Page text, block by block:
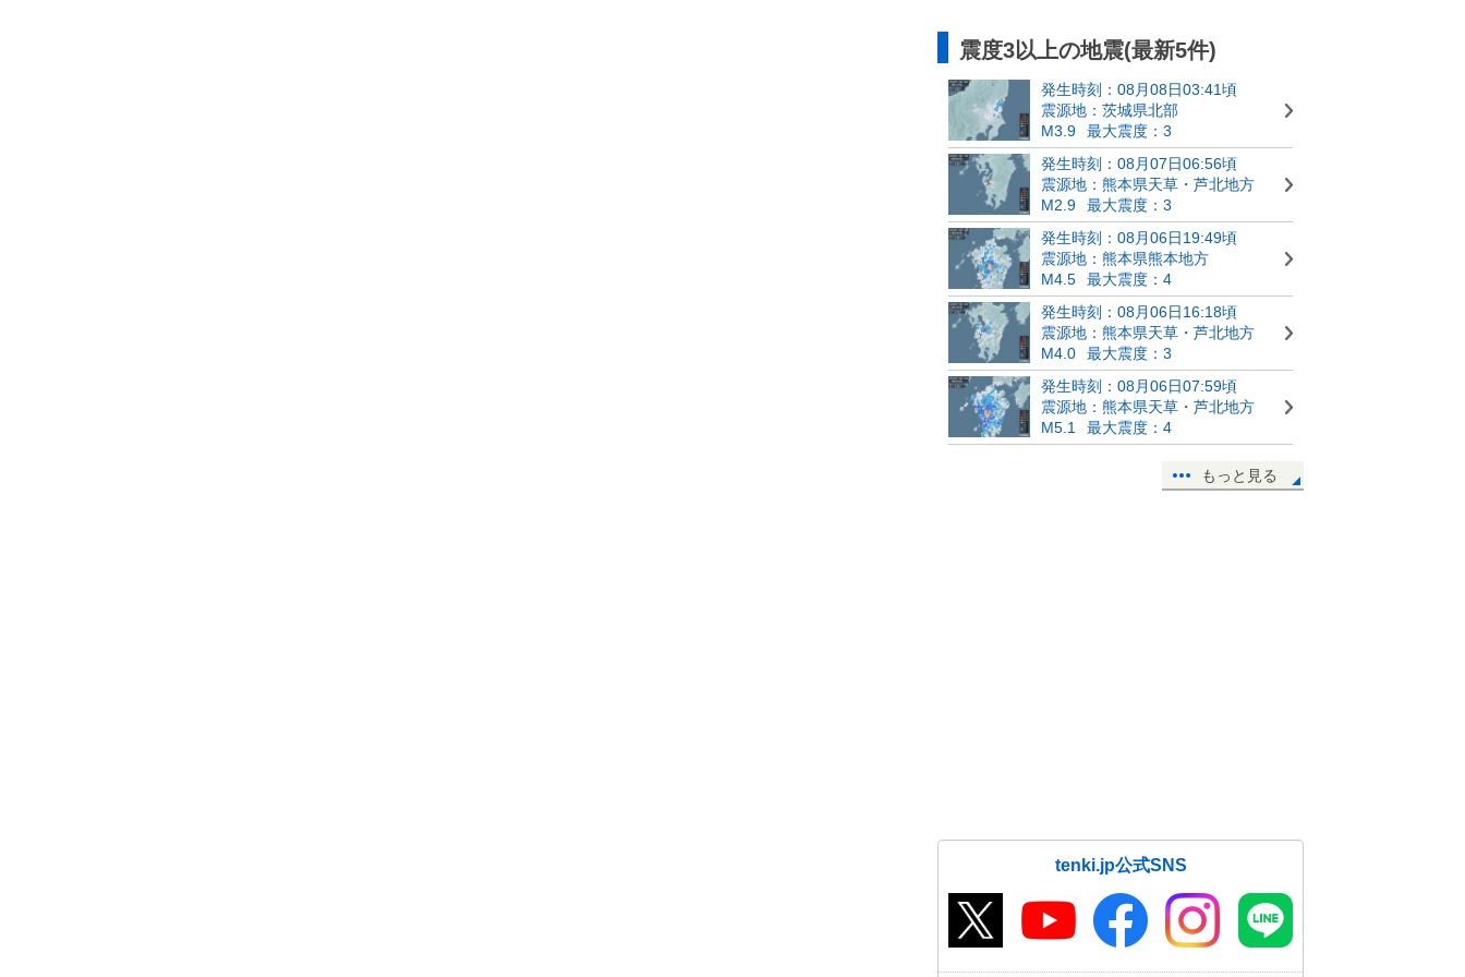
震度3以上の地震(最新5件)
発生時刻：08月08日03:41頃
震源地：茨城県北部
M3.9
最大震度：3
発生時刻：08月07日06:56頃
震源地：熊本県天草・芦北地方
M2.9
最大震度：3
発生時刻：08月06日19:49頃
震源地：熊本県熊本地方
M4.5
最大震度：4
発生時刻：08月06日16:18頃
震源地：熊本県天草・芦北地方
M4.0
最大震度：3
発生時刻：08月06日07:59頃
震源地：熊本県天草・芦北地方
M5.1
最大震度：4
もっと見る
tenki.jp公式SNS